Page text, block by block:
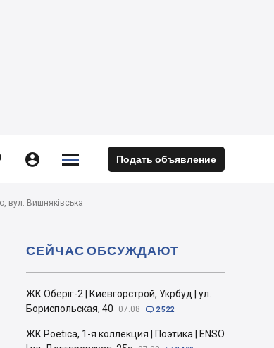
 

 Подать объявление
вул. Вишняківська
ЖК Оберіг-2 | Киевгорстрой, Укрбуд | ул.
Бориспольская, 40
07.08  2 522
ЖК Poetica, 1-я коллекция | Поэтика | ENSO
СЕЙЧАС ОБСУЖДАЮТ